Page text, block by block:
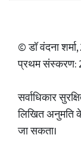
© डॉ वंदना
प्रथम संस्करण:
सर्वाधिकार
लिखित अनुमति
जा सकता।